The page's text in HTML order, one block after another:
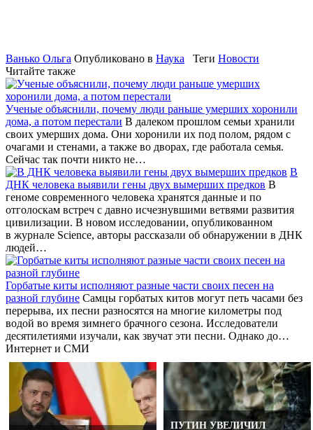
Ванько Ольга Опубликовано в Наука Теги Новости
Читайте также
Ученые объяснили, почему люди раньше умерших хоронили
дома, а потом перестали В далеком прошлом семьи хранили
своих умерших дома. Они хоронили их под полом, рядом с
очагами и стенами, а также во дворах, где работала семья.
Сейчас так почти никто не…
В
ДНК человека выявили гены двух вымерших предков В
геноме современного человека хранятся данные и по
отголоскам встреч с давно исчезнувшими ветвями развития
цивилизации. В новом исследовании, опубликованном
в журнале Science, авторы рассказали об обнаружении в ДНК
людей…
Горбатые киты исполняют разные части своих песен на
разной глубине Самцы горбатых китов могут петь часами без
перерыва, их песни разносятся на многие километры под
водой во время зимнего брачного сезона. Исследователи
десятилетиями изучали, как звучат эти песни. Однако до…
Интернет и СМИ
ПУТИН УВЕЛИЧИЛ